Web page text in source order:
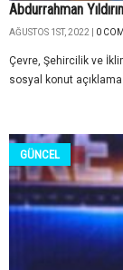
Abdurrahman
AĞUSTOS 1ST, 2022 | 0
Çevre, Şehircilik ve
sosyal konut
GÜNCEL